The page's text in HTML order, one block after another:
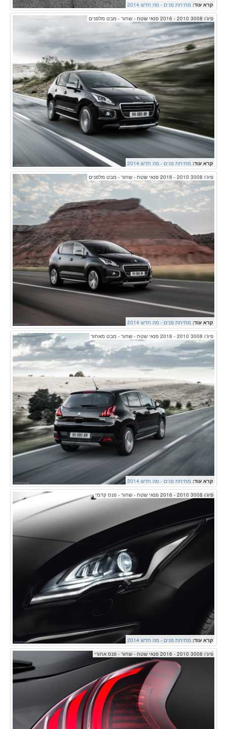
קרא עוד: מתיחת פנים - מה חדש 2014
פיג'ו 3008 2010 - 2016 פנאי שטח - שחור - מבט מלפנים
קרא עוד: מתיחת פנים - מה חדש 2014
פיג'ו 3008 2010 - 2016 פנאי שטח - שחור - מבט מלפנים
קרא עוד: מתיחת פנים - מה חדש 2014
פיג'ו 3008 2010 - 2016 פנאי שטח - שחור - מבט מאחור
קרא עוד: מתיחת פנים - מה חדש 2014
פיג'ו 3008 2010 - 2016 פנאי שטח - שחור - פנס קדמי
קרא עוד: מתיחת פנים - מה חדש 2014
פיג'ו 3008 2010 - 2016 פנאי שטח - שחור - פנס אחורי